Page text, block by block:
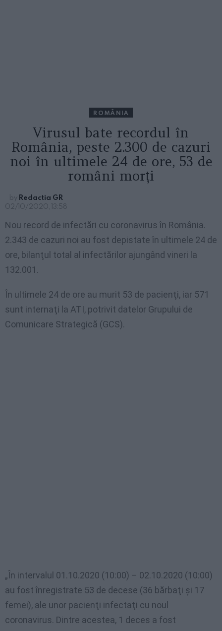
ROMÂNIA
Virusul bate recordul în
România, peste 2.300 de cazuri
noi în ultimele 24 de ore, 53 de
români morți
by Redactia GR
02/10/2020, 13:58
Nou record de infectări cu coronavirus în România.
2.343 de cazuri noi au fost depistate în ultimele 24 de
ore, bilanţul total al infectărilor ajungând vineri la
132.001.
În ultimele 24 de ore au murit 53 de pacienţi, iar 571
sunt internaţi la ATI, potrivit datelor Grupului de
Comunicare Strategică (GCS).
„În intervalul 01.10.2020 (10:00) – 02.10.2020 (10:00)
au fost înregistrate 53 de decese (36 bărbaţi şi 17
femei), ale unor pacienţi infectaţi cu noul
coronavirus. Dintre acestea, 1 deces a fost